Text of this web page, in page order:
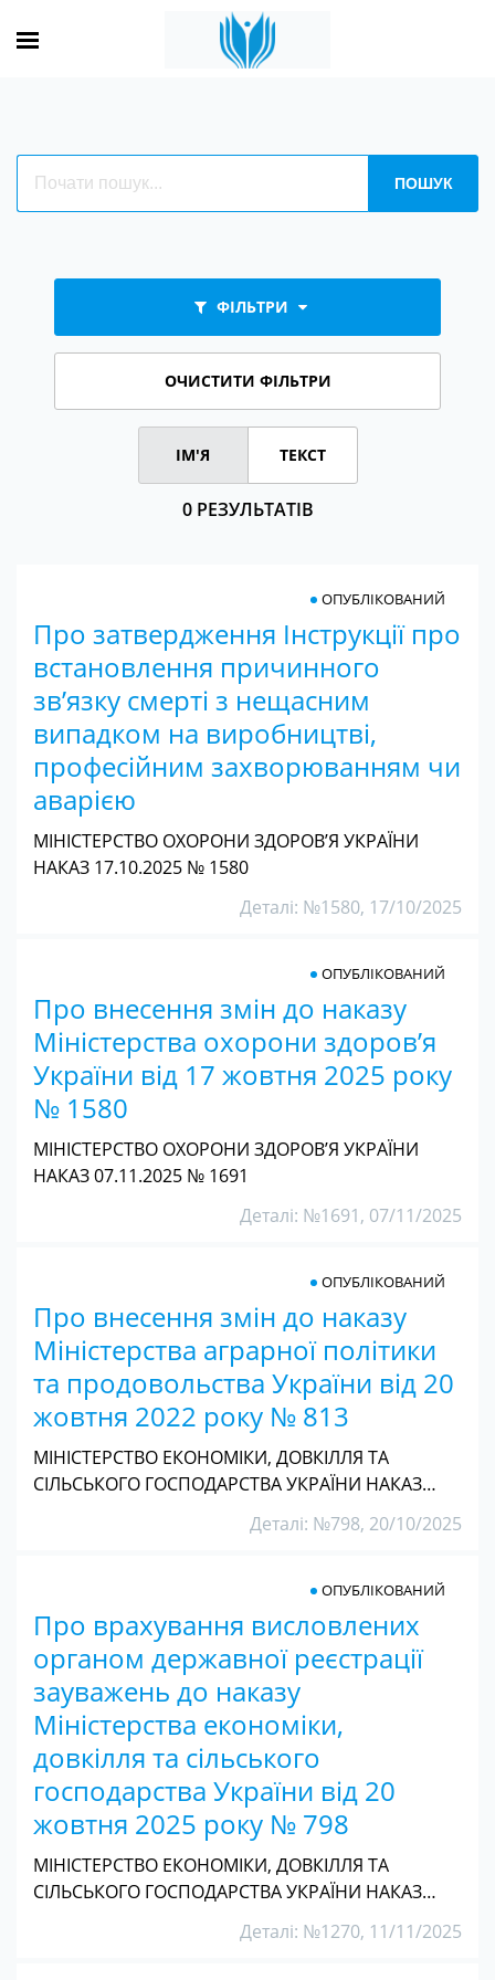
ФІЛЬТРИ
ОЧИСТИТИ ФІЛЬТРИ
0 РЕЗУЛЬТАТІВ
ІМ'Я ТЕКСТ
Про затвердження Інструкції про
встановлення причинного
зв’язку смерті з нещасним
випадком на виробництві,
професійним захворюванням чи
аварією
ОПУБЛІКОВАНИЙ
МІНІСТЕРСТВО ОХОРОНИ ЗДОРОВ’Я УКРАЇНИ
НАКАЗ 17.10.2025 № 1580
Деталі: №1580, 17/10/2025
Про внесення змін до наказу
Міністерства охорони здоров’я
України від 17 жовтня 2025 року
№ 1580
ОПУБЛІКОВАНИЙ
МІНІСТЕРСТВО ОХОРОНИ ЗДОРОВ’Я УКРАЇНИ
НАКАЗ 07.11.2025 № 1691
Деталі: №1691, 07/11/2025
Про внесення змін до наказу
Міністерства аграрної політики
та продовольства України від 20
жовтня 2022 року № 813
ОПУБЛІКОВАНИЙ
МІНІСТЕРСТВО ЕКОНОМІКИ, ДОВКІЛЛЯ ТА
СІЛЬСЬКОГО ГОСПОДАРСТВА УКРАЇНИ НАКАЗ…
Деталі: №798, 20/10/2025
Про врахування висловлених
органом державної реєстрації
зауважень до наказу
Міністерства економіки,
довкілля та сільського
господарства України від 20
жовтня 2025 року № 798
ОПУБЛІКОВАНИЙ
МІНІСТЕРСТВО ЕКОНОМІКИ, ДОВКІЛЛЯ ТА
СІЛЬСЬКОГО ГОСПОДАРСТВА УКРАЇНИ НАКАЗ…
Деталі: №1270, 11/11/2025